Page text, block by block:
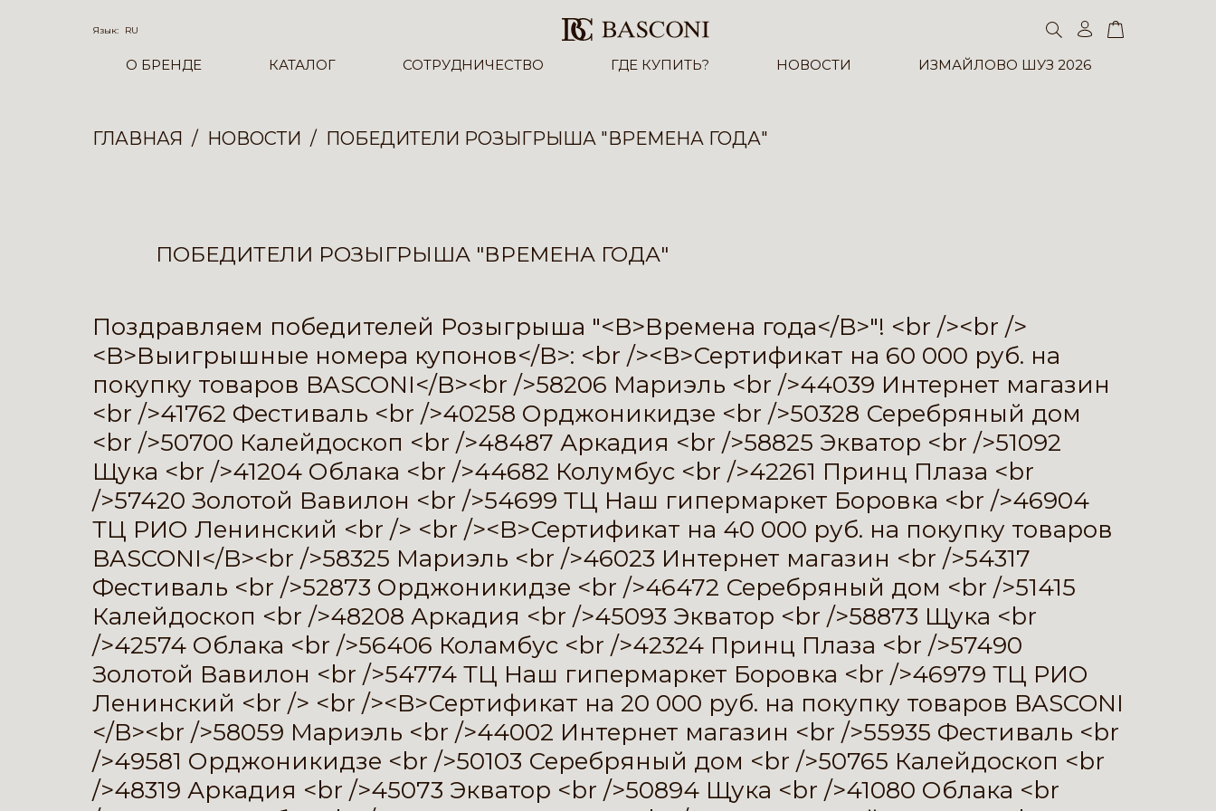
Язык: RU
О БРЕНДЕ КАТАЛОГ СОТРУДНИЧЕСТВО ГДЕ КУПИТЬ? НОВОСТИ ИЗМАЙЛОВО ШУЗ 2026
ГЛАВНАЯ НОВОСТИ ПОБЕДИТЕЛИ РОЗЫГРЫША "ВРЕМЕНА ГОДА"
ПОБЕДИТЕЛИ РОЗЫГРЫША "ВРЕМЕНА ГОДА"
Поздравляем победителей Розыгрыша "<B>Времена года</B>"! <br /><br />
<B>Выигрышные номера купонов</B>: <br /><B>Сертификат на 60 000 руб. на
покупку товаров BASCONI</B><br />58206 Мариэль <br />44039 Интернет магазин
<br />41762 Фестиваль <br />40258 Орджоникидзе <br />50328 Серебряный дом
<br />50700 Калейдоскоп <br />48487 Аркадия <br />58825 Экватор <br />51092
Щука <br />41204 Облака <br />44682 Колумбус <br />42261 Принц Плаза <br
/>57420 Золотой Вавилон <br />54699 ТЦ Наш гипермаркет Боровка <br />46904
ТЦ РИО Ленинский <br /> <br /><B>Сертификат на 40 000 руб. на покупку товаров
BASCONI</B><br />58325 Мариэль <br />46023 Интернет магазин <br />54317
Фестиваль <br />52873 Орджоникидзе <br />46472 Серебряный дом <br />51415
Калейдоскоп <br />48208 Аркадия <br />45093 Экватор <br />58873 Щука <br
/>42574 Облака <br />56406 Коламбус <br />42324 Принц Плаза <br />57490
Золотой Вавилон <br />54774 ТЦ Наш гипермаркет Боровка <br />46979 ТЦ РИО
Ленинский <br /> <br /><B>Сертификат на 20 000 руб. на покупку товаров BASCONI
</B><br />58059 Мариэль <br />44002 Интернет магазин <br />55935 Фестиваль <br
/>49581 Орджоникидзе <br />50103 Серебряный дом <br />50765 Калейдоскоп <br
/>48319 Аркадия <br />45073 Экватор <br />50894 Щука <br />41080 Облака <br